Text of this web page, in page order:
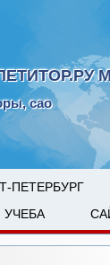
сао
ПЕТЕРБУРГ
УЧЕБА